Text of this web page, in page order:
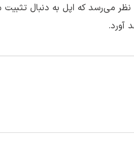
نظر می‌رسد که اپل به دنبال
آورد.